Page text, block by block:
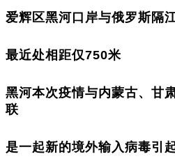
爱辉区黑河口岸与俄罗斯隔
最近处相距仅750米
黑河本次疫情与内蒙古、甘
联
是一起新的境外输入病毒引